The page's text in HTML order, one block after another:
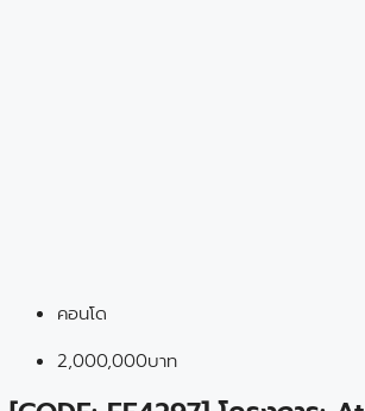
คอนโด
2,000,000บาท